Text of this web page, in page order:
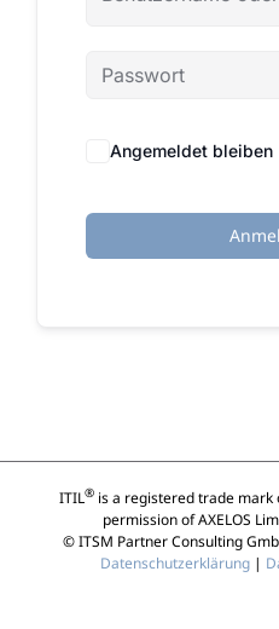
Angemeldet bleiben
ITIL®is a registered trade mark
permission of AXELOS
© ITSM Partner Consulting
Datenschutzerklärung |